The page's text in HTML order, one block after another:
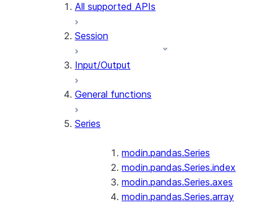
All supported APIs
Session
Input/Output
General functions
Series
modin.pandas.Series
modin.pandas.Series.index
modin.pandas.Series.axes
modin.pandas.Series.array